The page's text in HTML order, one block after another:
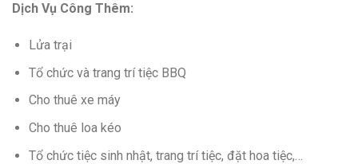
Dịch Vụ Công Thêm:
Lửa trại
Tổ chức và trang trí tiệc BBQ
Cho thuê xe máy
Cho thuê loa kéo
Tổ chức tiệc sinh nhật, trang trí tiệc, đặt hoa tiệc,…